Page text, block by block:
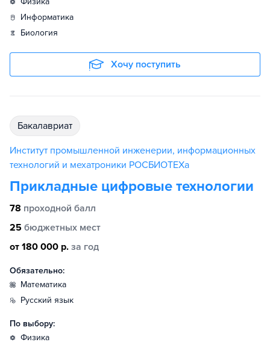
информатика
биология
Хочу поступить
бакалавриат
Институт промышленной инженерии, информационных
технологий и мехатроники РОСБИОТЕХа
Прикладные цифровые технологии
78 проходной балл
25 бюджетных мест
от 180 000 р. за год
Обязательно:
математика
русский язык
По выбору:
физика